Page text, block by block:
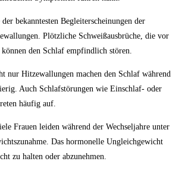
bekanntesten Begleiterscheinungen der
Plötzliche Schweißausbrüche, die ⁤vor
den Schlaf empfindlich stören.
nur Hitzewallungen machen den Schlaf während
Auch Schlafstörungen wie Einschlaf- oder
häufig auf.
Frauen leiden während der Wechseljahre unter
Das hormonelle Ungleichgewicht
zu halten oder abzunehmen.